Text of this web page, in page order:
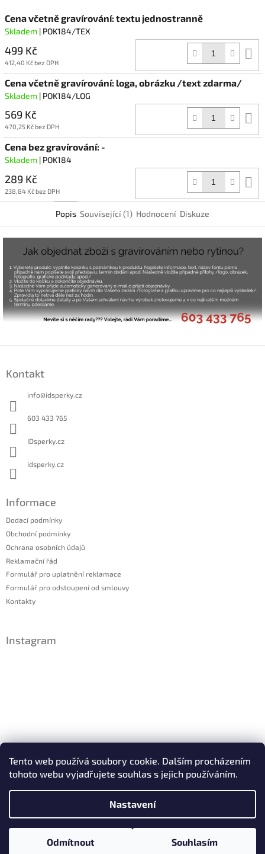
Tento web používá soubory cookie. Dalším procházením
tohoto webu vyjadřujete souhlas s jejich používáním.
Nastavení
Odmítnout Souhlasím
Cena včetně gravírování: textu jednostranně
Skladem | POK184/TEX
499 Kč
412,40 Kč bez DPH
Cena včetně gravírování: loga, obrázku /text zdarma/
Skladem | POK184/LOG
569 Kč
470,25 Kč bez DPH
Cena bez gravírování: -
Skladem | POK184
289 Kč
238,84 Kč bez DPH
Popis Související (1) Hodnocení Diskuze
Kontakt
info@idsperky.cz
603 433 765
IDsperky.cz
idsperky.cz
Informace
Dodací podmínky
Obchodní podmínky
Ochrana osobních údajů
Reklamační řád
Formulář pro uplatnění reklamace
Formulář pro odstoupení od smlouvy
Kontakty
Instagram
Sledovat na Instagramu
Facebook
Vytvořil Shoptet Copyright 2026
. Všechna práva vyhrazena.